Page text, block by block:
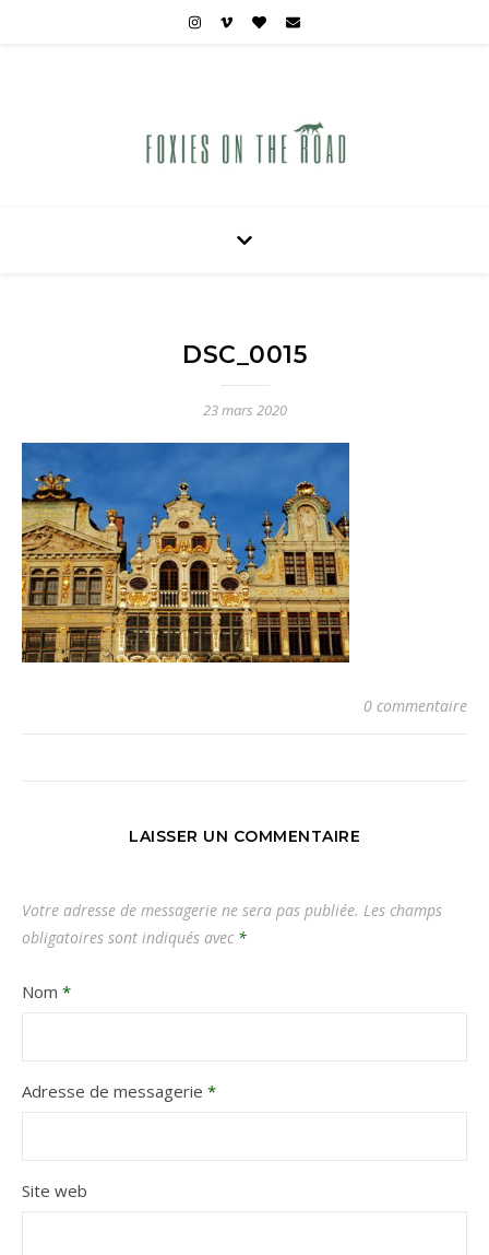
DSC_0015
23 mars 2020
0 commentaire
LAISSER UN COMMENTAIRE
Votre adresse de messagerie ne sera pas publiée. Les champs
obligatoires sont indiqués avec *
Nom *
Adresse de messagerie *
Site web